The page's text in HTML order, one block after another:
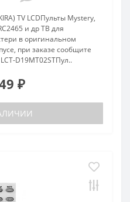
TV LCDПульты Mystery,
и др ТВ для
в оригинальном
при заказе сообщите
D19MT02STПул..
₽